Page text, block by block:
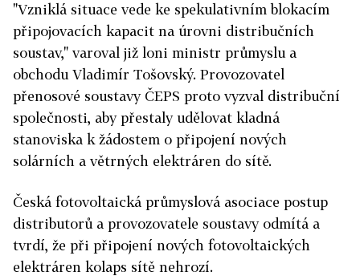
"Vzniklá situace vede ke spekulativním blokacím
připojovacích kapacit na úrovni distribučních
soustav," varoval již loni ministr průmyslu a
obchodu Vladimír Tošovský. Provozovatel
přenosové soustavy ČEPS proto vyzval distribuční
společnosti, aby přestaly udělovat kladná
stanoviska k žádostem o připojení nových
solárních a větrných elektráren do sítě.
Česká fotovoltaická průmyslová asociace postup
distributorů a provozovatele soustavy odmítá a
tvrdí, že při připojení nových fotovoltaických
elektráren kolaps sítě nehrozí.